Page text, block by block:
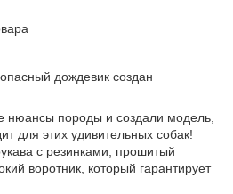
дождевик создан
нюансы породы и создали модель,
для этих удивительных собак!
с резинками, прошитый
воротник, который гарантирует